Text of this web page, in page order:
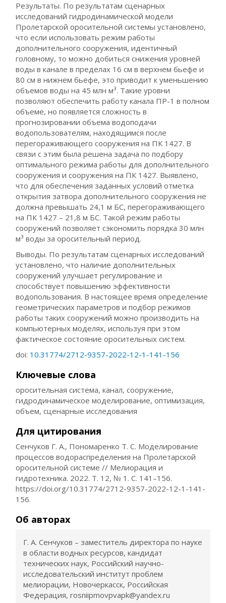
Результаты. По результатам сценарных
исследований гидродинамической модели
Пролетарской оросительной системы установлено,
что если использовать режим работы
дополнительного сооружения, идентичный
головному, то можно добиться снижения уровней
воды в канале в пределах 16 см в верхнем бьефе и
80 см в нижнем бьефе, это приводит к уменьшению
объемов воды на 45 млн м³. Такие уровни
позволяют обеспечить работу канала ПР-1 в полном
объеме, но появляется сложность в
прогнозировании объема водоподачи
водопользователям, находящимся после
перегораживающего сооружения на ПК 1427. В
связи с этим была решена задача по подбору
оптимального режима работы для дополнительного
сооружения и сооружения на ПК 1427. Выявлено,
что для обеспечения заданных условий отметка
открытия затвора дополнительного сооружения не
должна превышать 24,1 м БС, перегораживающего
на ПК 1427 – 21,8 м БС. Такой режим работы
сооружений позволяет сэкономить порядка 30 млн
м³ воды за оросительный период.
Выводы. По результатам сценарных исследований
установлено, что наличие дополнительных
сооружений улучшает регулирование и
способствует повышению эффективности
водопользования. В настоящее время определение
геометрических параметров и подбор режимов
работы таких сооружений можно производить на
компьютерных моделях, используя при этом
фактическое состояние оросительных систем.
doi: 10.31774/2712-9357-2022-12-1-141-156
Ключевые слова
оросительная система, канал, сооружение,
гидродинамическое моделирование, оптимизация,
объем, сценарные исследования
Для цитирования
Сенчуков Г. А., Пономаренко Т. С. Моделирование
процессов водораспределения на Пролетарской
оросительной системе // Мелиорация и
гидротехника. 2022. Т. 12, № 1. С. 141–156.
https://doi.org/10.31774/2712-9357-2022-12-1-141-
156.
Об авторах
Г. А. Сенчуков – заместитель директора по науке
в области водных ресурсов, кандидат
технических наук, Российский научно-
исследовательский институт проблем
мелиорации, Новочеркасск, Российская
Федерация, rosniipmovpvapk@yandex.ru